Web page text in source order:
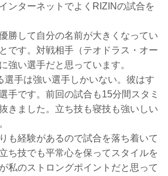
ンターネットでよくRIZINの試合を
勝して自分の名前が大きくなってい
です。対戦相手（テオドラス・オー
強い選手だと思っています。
選手は強い選手しかいない。彼はす
手です。前回の試合も15分間スタミ
きました。立ち技も寝技も強いしい
も経験があるので試合を落ち着いて
ち技でも平常心を保ってスタイルを
私のストロングポイントだと思って